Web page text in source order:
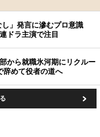
」発言に滲むプロ意識
ドラ主演で注目
から就職氷河期にリクルー
辞めて役者の道へ